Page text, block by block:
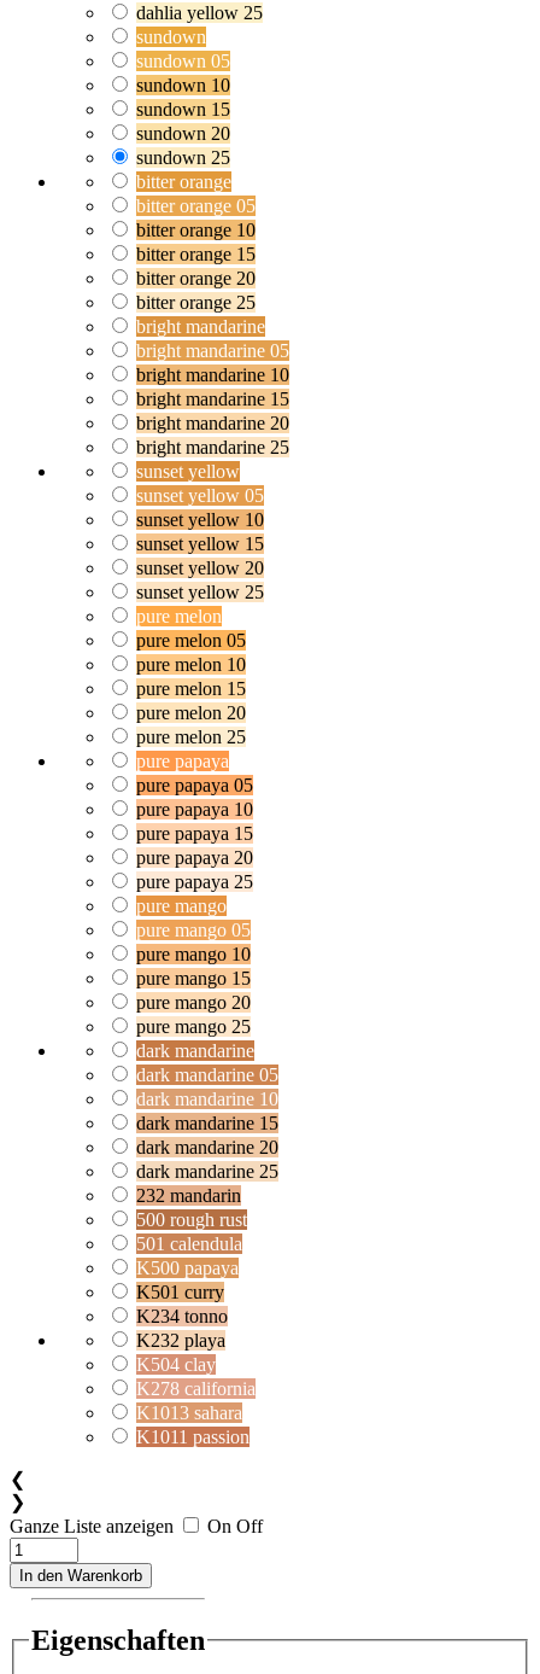
dahlia yellow 25
sundown
sundown 05
sundown 10
sundown 15
sundown 20
sundown 25
bitter orange
bitter orange 05
bitter orange 10
bitter orange 15
bitter orange 20
bitter orange 25
bright mandarine
bright mandarine 05
bright mandarine 10
bright mandarine 15
bright mandarine 20
bright mandarine 25
sunset yellow
sunset yellow 05
sunset yellow 10
sunset yellow 15
sunset yellow 20
sunset yellow 25
pure melon
pure melon 05
pure melon 10
pure melon 15
pure melon 20
pure melon 25
pure papaya
pure papaya 05
pure papaya 10
pure papaya 15
pure papaya 20
pure papaya 25
pure mango
pure mango 05
pure mango 10
pure mango 15
pure mango 20
pure mango 25
dark mandarine
dark mandarine 05
dark mandarine 10
dark mandarine 15
dark mandarine 20
dark mandarine 25
232 mandarin
500 rough rust
501 calendula
K500 papaya
K501 curry
K234 tonno
K232 playa
K504 clay
K278 california
K1013 sahara
K1011 passion
❮
❯
Ganze Liste anzeigen
On Off
In den Warenkorb
Eigenschaften